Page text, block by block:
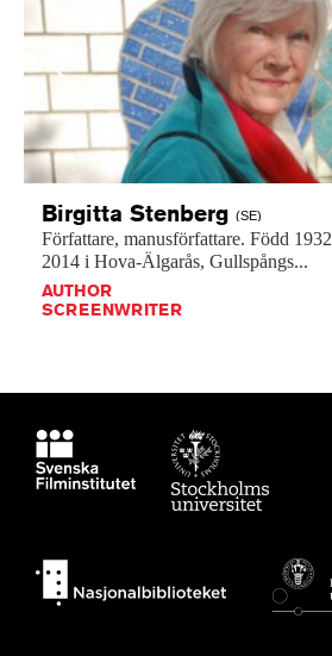
Previous
Birgitta Stenberg (SE)
Författare, manusförfattare. Född 1932
2014 i Hova-Älgarås, Gullspångs...
AUTHOR
SCREENWRITER